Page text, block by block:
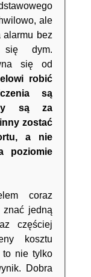
ale
alarmu bez
się dym.
się od
robić
są
są za
zostać
a nie
poziomie
coraz
jedną
częściej
kosztu
to nie tylko
Dobra